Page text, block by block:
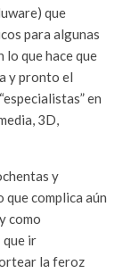
que
para algunas
lo que hace que
y pronto el
en
3D,
y
que complica aún
como
que ir
la feroz